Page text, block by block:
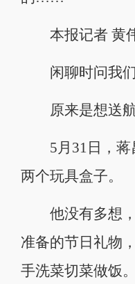
本报记者 黄伟
闲聊时问我们
原来是想送航
5月31日，蒋
两个玩具盒子。
他没有多想，
准备的节日礼物
手洗菜切菜做饭。